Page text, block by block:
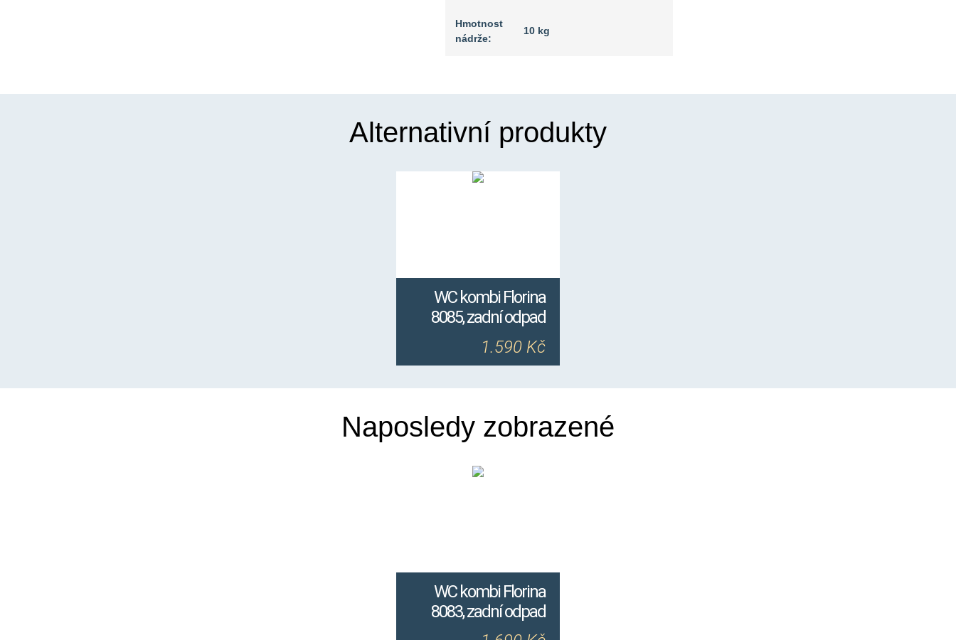
Hmotnost
nádrže:
10 kg
Alternativní produkty
WC kombi Florina
8085, zadní odpad
1.590 Kč
Naposledy zobrazené
WC kombi Florina
8083, zadní odpad